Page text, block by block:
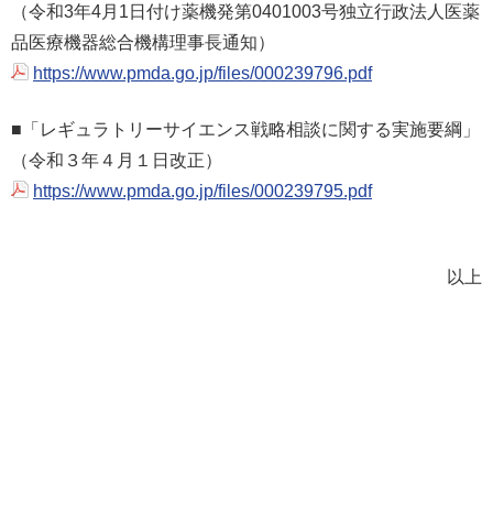
（令和3年4月1日付け薬機発第0401003号独立行政法人医薬
品医療機器総合機構理事長通知）
https://www.pmda.go.jp/files/000239796.pdf
■「レギュラトリーサイエンス戦略相談に関する実施要綱」
（令和３年４月１日改正）
https://www.pmda.go.jp/files/000239795.pdf
以上